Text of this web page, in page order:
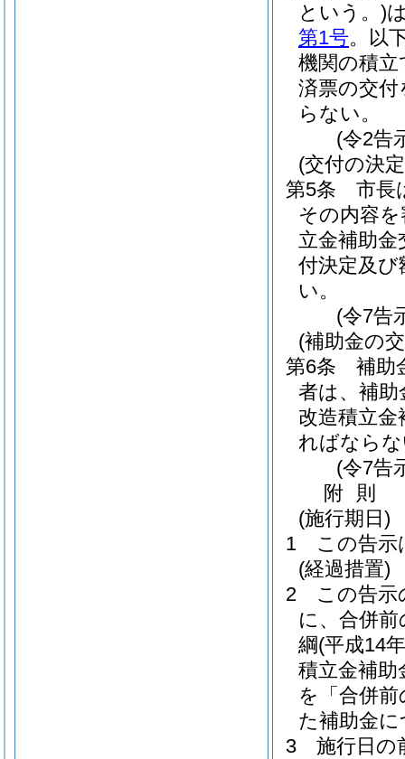
という。)
第1号。以
機関の積
済票の交
らない。
(令2告
(交付の決
第5条
市長
その内容
立金補助金
付決定及
い。
(令7告
(補助金の
第6条
補助
者は、補
改造積立金
ればなら
(令7告
附 則
(施行期日)
1
この告示
(経過措置)
2
この告示
に、合併
綱(平成14
積立金補助
を「合併
た補助金
3
施行日の